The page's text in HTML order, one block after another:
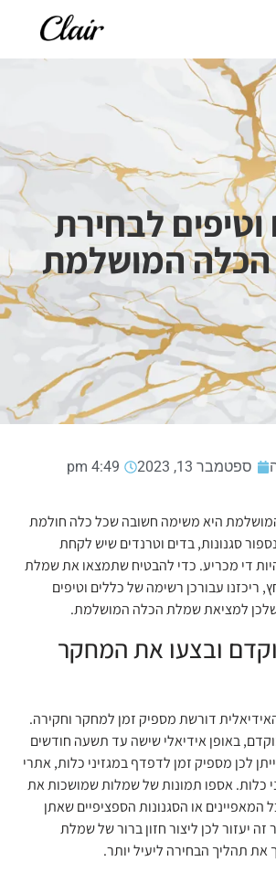
וטיפים לבחירת
המושלמת
ספטמבר 13, 2023 4:49 pm
היא משימה חשובה שכל כלה חולמת
סגנונות, בדים וטרנדים שיש לקחת
די מכריע. כדי להבטיח שתמצאו את שמלת
ריכזנו עבורכן רשימה של כללים וטיפים
למציאת שמלת הכלה המושלמת.
ובצעו את המחקר
דורשת מספיק זמן למחקר וחקירה.
באופן אידיאלי שישה עד תשעה חודשים
לכן מספיק זמן לדפדף במגזיני כלות, אתרי
כלות. אספו תמונות של שמלות שמושכות את
המאפיינים או הסגנונות הספציפיים שאתן
יעזור לכן ליצור חזון ברור של שמלת
את תהליך הבחירה ליעיל יותר.